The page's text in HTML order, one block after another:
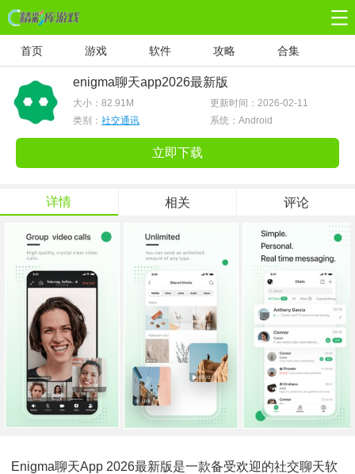
首页 游戏 软件 攻略 合集
enigma聊天app2026最新版
大小： 82.91M
更新时间：2026-02-11
类别： 社交通讯 系统：Android
立即下载
详情 相关 评论
Enigma聊天app 2026最新版是一款备受欢迎的社交聊天软